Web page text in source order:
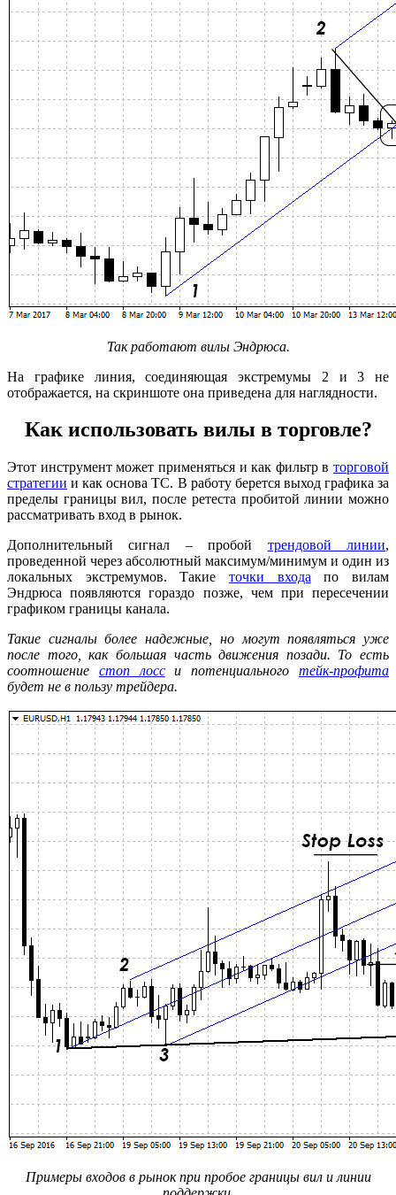
Так работают вилы Эндрюса.
На графике линия, соединяющая экстремумы 2 и 3 не
отображается, на скриншоте она приведена для наглядности.
Как использовать вилы в торговле?
Этот инструмент может применяться и как фильтр в торговой
стратегии и как основа ТС. В работу берется выход графика за
пределы границы вил, после ретеста пробитой линии можно
рассматривать вход в рынок.
Дополнительный сигнал – пробой трендовой линии,
проведенной через абсолютный максимум/минимум и один из
локальных экстремумов. Такие точки входа по вилам
Эндрюса появляются гораздо позже, чем при пересечении
графиком границы канала.
Такие сигналы более надежные, но могут появляться уже
после того, как большая часть движения позади. То есть
соотношение стоп лосси потенциальноготейк-профита
будет не в пользу трейдера.
Примеры входов в рынок при пробое границы вил и линии